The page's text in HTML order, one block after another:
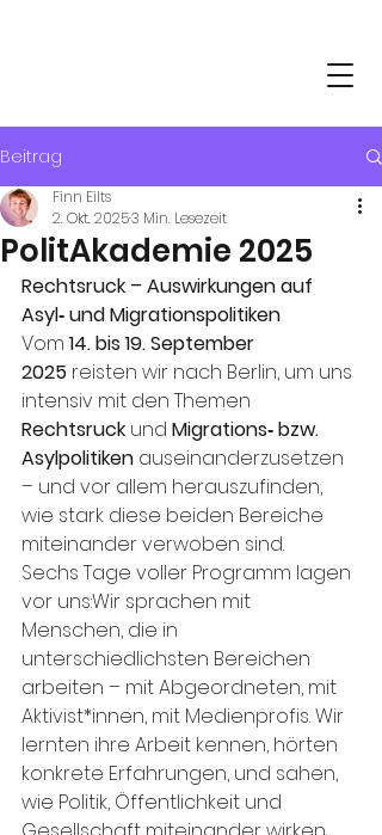
Beitrag
PolitAkademie 2025
Finn Eilts
2. Okt. 20253 Min. Lesezeit
Rechtsruck – Auswirkungen auf
Asyl‑ und Migrationspolitiken
Vom 14. bis 19. September
2025 reisten wir nach Berlin, um uns
intensiv mit den Themen
Rechtsruck und Migrations‑ bzw.
Asylpolitiken auseinanderzusetzen
– und vor allem herauszufinden,
wie stark diese beiden Bereiche
miteinander verwoben sind.
Sechs Tage voller Programm lagen
vor uns:Wir sprachen mit
Menschen, die in
unterschiedlichsten Bereichen
arbeiten – mit Abgeordneten, mit
Aktivist*innen, mit Medienprofis. Wir
lernten ihre Arbeit kennen, hörten
konkrete Erfahrungen, und sahen,
wie Politik, Öffentlichkeit und